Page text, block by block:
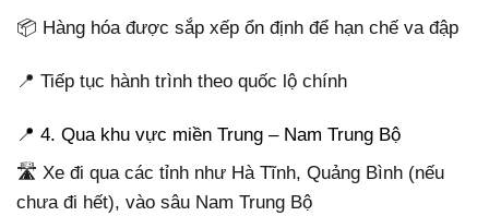
📦 Hàng hóa được sắp xếp ổn định để hạn chế va đập
📍 Tiếp tục hành trình theo quốc lộ chính
📍 4. Qua khu vực miền Trung – Nam Trung Bộ
🛣️ Xe đi qua các tỉnh như Hà Tĩnh, Quảng Bình (nếu
chưa đi hết), vào sâu Nam Trung Bộ